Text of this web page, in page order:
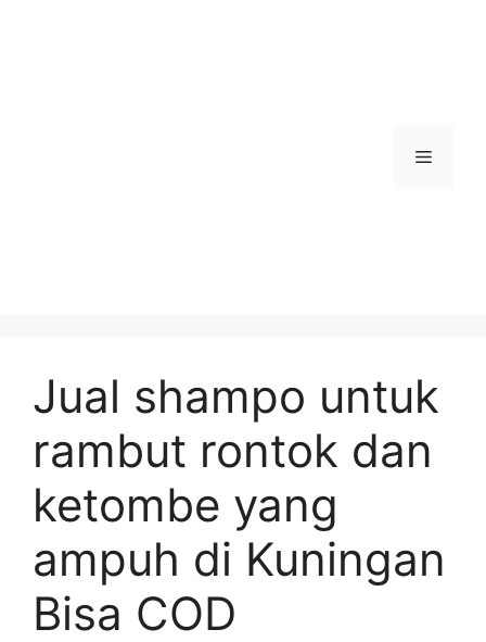
Menu
Jual shampo untuk
rambut rontok dan
ketombe yang
ampuh di Kuningan
Bisa COD